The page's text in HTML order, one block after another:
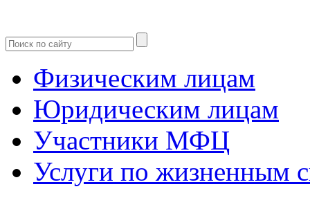
Физическим лицам
Юридическим лицам
Участники МФЦ
Услуги по жизненным